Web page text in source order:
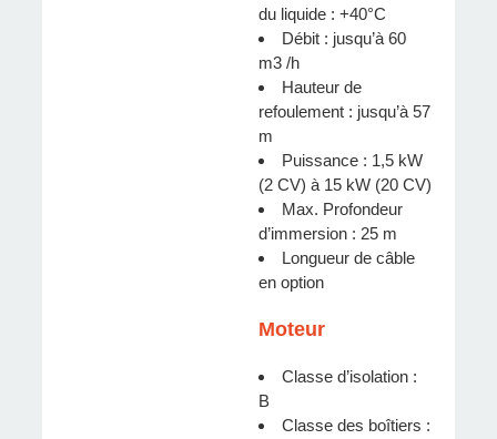
du liquide : +40°C
Débit : jusqu’à 60
m3 /h
Hauteur de
refoulement : jusqu’à 57
m
Puissance : 1,5 kW
(2 CV) à 15 kW (20 CV)
Max. Profondeur
d’immersion : 25 m
Longueur de câble
en option
Moteur
Classe d’isolation :
B
Classe des boîtiers :